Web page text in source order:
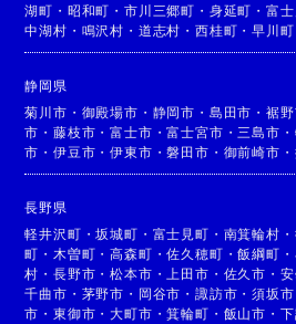
湖町 ・ 昭和町 ・市川三郷町 ・ 身延町 ・富
中湖村 ・ 鳴沢村 ・ 道志村 ・西桂町 ・早川町
静岡県
菊川市 ・ 御殿場市 ・ 静岡市 ・ 島田市 ・裾
市 ・藤枝市 ・富士市 ・富士宮市 ・ 三島市 ・
市 ・伊豆市 ・伊東市 ・磐田市 ・ 御前崎市 ・
長野県
軽井沢町 ・坂城町 ・ 富士見町 ・ 南箕輪村 ・
町 ・ 木曽町 ・高森町 ・佐久穂町 ・飯綱町 ・
村 ・長野市 ・松本市 ・ 上田市 ・ 佐久市 ・
千曲市 ・ 茅野市 ・ 岡谷市 ・諏訪市 ・須坂市
市 ・東御市 ・大町市 ・箕輪町 ・ 飯山市 ・